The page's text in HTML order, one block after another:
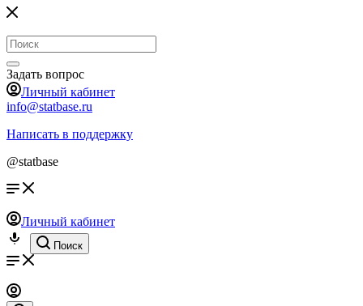
Задать вопрос
Личный кабинет
info@statbase.ru
Написать в поддержку
@statbase
Личный кабинет
Поиск